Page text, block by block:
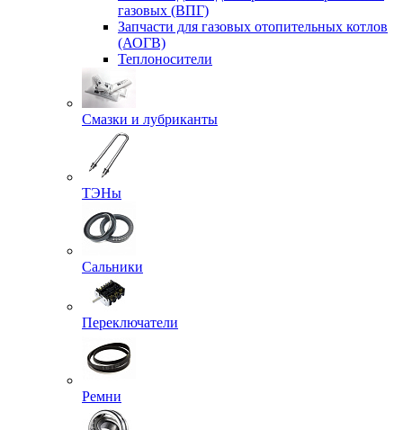
газовых (ВПГ)
Запчасти для газовых отопительных котлов
(АОГВ)
Теплоносители
Смазки и лубриканты
ТЭНы
Сальники
Переключатели
Ремни